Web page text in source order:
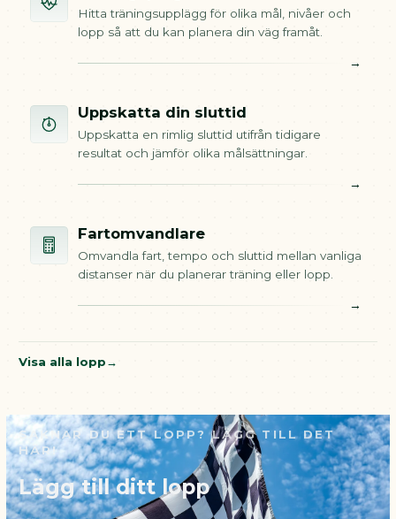
Hitta träningsupplägg för olika mål, nivåer och
lopp så att du kan planera din väg framåt.
→
Uppskatta din sluttid
Uppskatta en rimlig sluttid utifrån tidigare
resultat och jämför olika målsättningar.
→
Fartomvandlare
Omvandla fart, tempo och sluttid mellan vanliga
distanser när du planerar träning eller lopp.
→
Visa alla lopp
SAKNAR DU ETT LOPP? LÄGG TILL DET
HÄR!
Lägg till ditt lopp